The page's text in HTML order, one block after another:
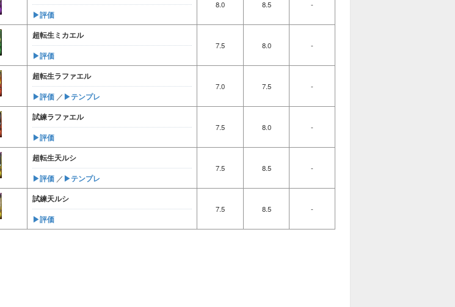
▶︎評価
8.0 8.5 -
超転生ミカエル
▶︎評価
7.5 8.0 -
超転生ラファエル
▶︎評価 ／ ▶︎テンプレ
7.0 7.5 -
試練ラファエル
▶︎評価
7.5 8.0 -
超転生天ルシ
▶︎評価 ／ ▶︎テンプレ
7.5 8.5 -
試練天ルシ
▶︎評価
7.5 8.5 -